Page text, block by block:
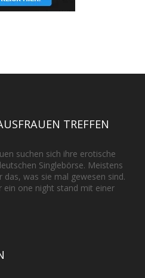
TREFFEN
suchen sich ihre erotische
Singlebörse. Meistens
das, was sie mal gewesen sind.
ein one night stand mit einer